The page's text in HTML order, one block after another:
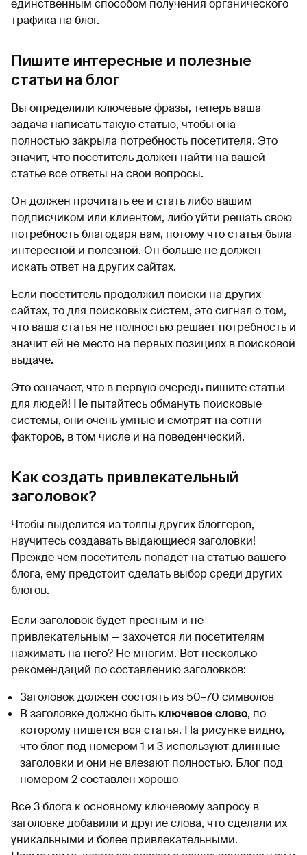
единственным способом получения органического
трафика на блог.
Пишите интересные и полезные
статьи на блог
Вы определили ключевые фразы, теперь ваша
задача написать такую статью, чтобы она
полностью закрыла потребность посетителя. Это
значит, что посетитель должен найти на вашей
статье все ответы на свои вопросы.
Он должен прочитать ее и стать либо вашим
подписчиком или клиентом, либо уйти решать свою
потребность благодаря вам, потому что статья была
интересной и полезной. Он больше не должен
искать ответ на других сайтах.
Если посетитель продолжил поиски на других
сайтах, то для поисковых систем, это сигнал о том,
что ваша статья не полностью решает потребность и
значит ей не место на первых позициях в поисковой
выдаче.
Это означает, что в первую очередь пишите статьи
для людей! Не пытайтесь обмануть поисковые
системы, они очень умные и смотрят на сотни
факторов, в том числе и на поведенческий.
Как создать привлекательный
заголовок?
Чтобы выделится из толпы других блоггеров,
научитесь создавать выдающиеся заголовки!
Прежде чем посетитель попадет на статью вашего
блога, ему предстоит сделать выбор среди других
блогов.
Если заголовок будет пресным и не
привлекательным — захочется ли посетителям
нажимать на него? Не многим. Вот несколько
рекомендаций по составлению заголовков:
Заголовок должен состоять из 50–70 символов
В заголовке должно быть ключевое слово, по
которому пишется вся статья. На рисунке видно,
что блог под номером 1 и 3 используют длинные
заголовки и они не влезают полностью. Блог под
номером 2 составлен хорошо
Все 3 блога к основному ключевому запросу в
заголовке добавили и другие слова, что сделали их
уникальными и более привлекательными.